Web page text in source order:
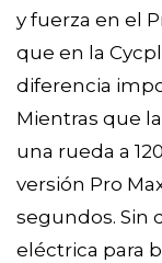
y fuerza en el
que en la
diferencia
Mientras que
una rueda a
versión Pro
segundos. Sin
eléctrica para